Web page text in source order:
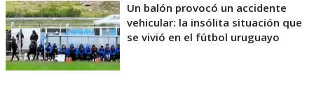
Un balón provocó un accidente
vehicular: la insólita situación que
se vivió en el fútbol uruguayo